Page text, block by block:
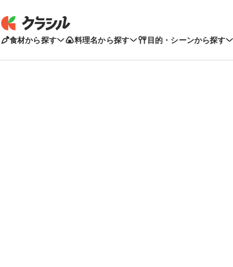
食材から探す 料理名から探す 目的・シーンから探す